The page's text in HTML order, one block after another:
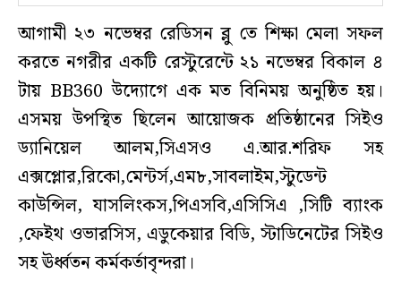
আগামী ২৩ নভেম্বর রেডিসন ব্লু তে শিক্ষা মেলা সফল
করতে নগরীর একটি রেস্টুরেন্টে ২১ নভেম্বর বিকাল ৪
টায় BB360 উদ্যোগে এক মত বিনিময় অনুষ্ঠিত হয়।
এসময় উপস্থিত ছিলেন আয়োজক প্রতিষ্ঠানের সিইও
ড্যানিয়েল আলম,সিএসও এ.আর.শরিফ সহ
এক্সপ্লোর,রিকো,মেন্টর্স,এম৮,সাবলাইম,স্টুডেন্ট
কাউন্সিল, যাসলিংকস,পিএসবি,এসিসিএ ,সিটি ব্যাংক
,ফেইথ ওভারসিস, এডুকেয়ার বিডি, স্টাডিনেটের সিইও
সহ ঊর্ধ্বতন কর্মকর্তাবৃন্দরা।